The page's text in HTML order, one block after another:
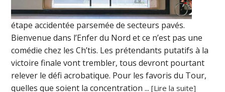
étape accidentée parsemée de secteurs pavés.
Bienvenue dans l’Enfer du Nord et ce n’est pas une
comédie chez les Ch’tis. Les prétendants putatifs à la
victoire finale vont trembler, tous devront pourtant
relever le défi acrobatique. Pour les favoris du Tour,
quelles que soient la concentration ...[Lire la suite]